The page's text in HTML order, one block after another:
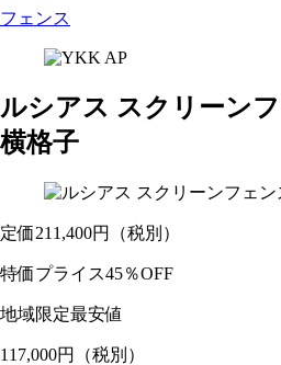
フェンス
ルシアス スクリーン
横格子
定価211,400円 （税別）
特価プライス45％OFF
地域限定最安値
117,000円 （税別）